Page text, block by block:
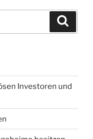
Investoren und